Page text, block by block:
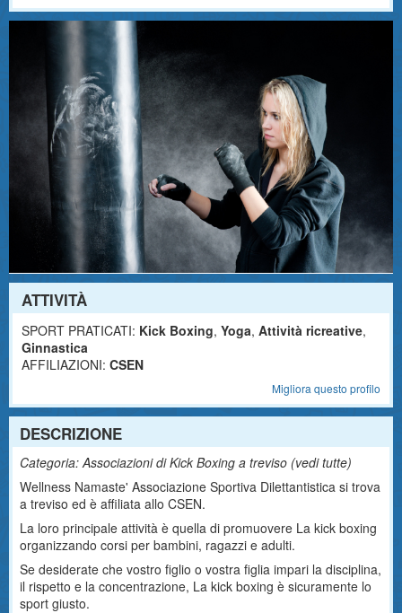
ATTIVITÀ
SPORT PRATICATI: Kick Boxing, Yoga, Attività ricreative,
Ginnastica
AFFILIAZIONI: CSEN
Migliora questo profilo
DESCRIZIONE
Categoria: Associazioni di Kick Boxing a treviso (vedi tutte)
Wellness Namaste' Associazione Sportiva Dilettantistica si trova
a treviso ed è affiliata allo CSEN.
La loro principale attività è quella di promuovere La kick boxing
organizzando corsi per bambini, ragazzi e adulti.
Se desiderate che vostro figlio o vostra figlia impari la disciplina,
il rispetto e la concentrazione, La kick boxing è sicuramente lo
sport giusto.